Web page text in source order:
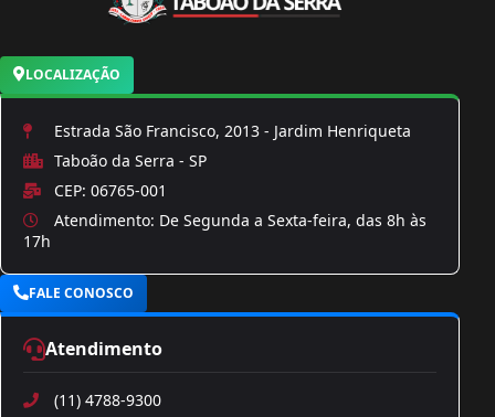
LOCALIZAÇÃO
Estrada São Francisco, 2013 - Jardim Henriqueta
Taboão da Serra - SP
CEP: 06765-001
Atendimento: De Segunda a Sexta-feira, das 8h às
17h
FALE CONOSCO
Atendimento
(11) 4788-9300